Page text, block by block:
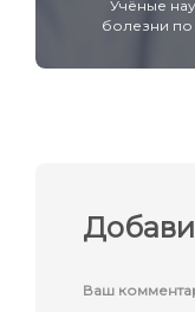
Учёные
болезни по
Ваш